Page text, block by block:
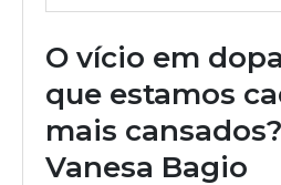
O vício em
que estamos
mais
Vanesa Bagio